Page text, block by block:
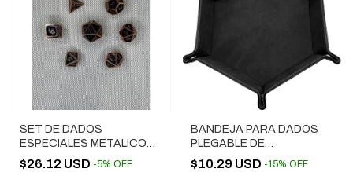
SET DE DADOS
ESPECIALES METALICOS
ROL # 39
$26.12 USD -5% OFF
BANDEJA PARA DADOS
PLEGABLE DE
TERCIOPELO NEGRO
$10.29 USD -15% OFF